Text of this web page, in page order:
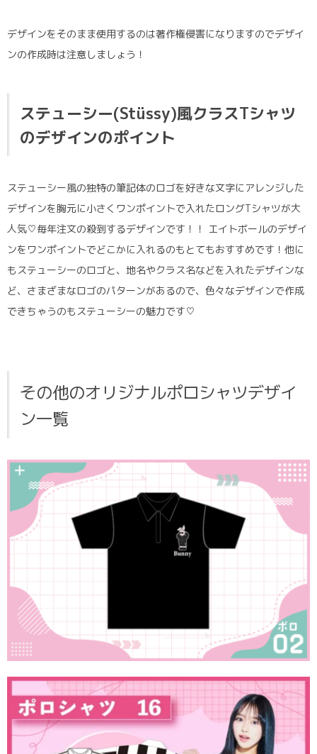
デザインをそのまま使用するのは著作権侵害になりますのでデザイ
ンの作成時は注意しましょう！
ステューシー(Stüssy)風クラスTシャツ
のデザインのポイント
ステューシー風の独特の筆記体のロゴを好きな文字にアレンジした
デザインを胸元に小さくワンポイントで入れたロングTシャツが大
人気♡毎年注文の殺到するデザインです！！ エイトボールのデザイ
ンをワンポイントでどこかに入れるのもとてもおすすめです！他に
もステューシーのロゴと、地名やクラス名などを入れたデザインな
ど、さまざまなロゴのパターンがあるので、色々なデザインで作成
できちゃうのもステューシーの魅力です♡
その他のオリジナルポロシャツデザイ
ン一覧